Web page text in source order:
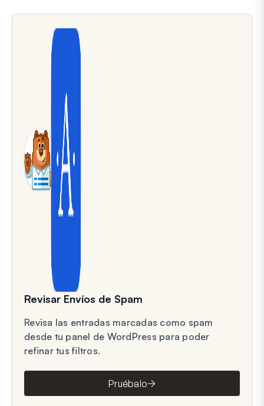
Revisar Envíos de Spam
Revisa las entradas marcadas como spam
desde tu panel de WordPress para poder
refinar tus filtros.
Pruébalo